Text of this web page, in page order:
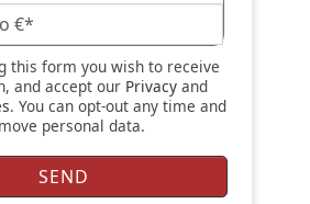
and accept our Privacyand
. You can opt-out any time and
personal data.